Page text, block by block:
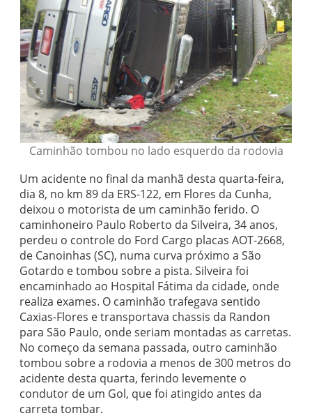
Caminhão tombou no lado esquerdo da rodovia
Um acidente no final da manhã desta quarta-feira,
dia 8, no km 89 da ERS-122, em Flores da Cunha,
deixou o motorista de um caminhão ferido. O
caminhoneiro Paulo Roberto da Silveira, 34 anos,
perdeu o controle do Ford Cargo placas AOT-2668,
de Canoinhas (SC), numa curva próximo a São
Gotardo e tombou sobre a pista. Silveira foi
encaminhado ao Hospital Fátima da cidade, onde
realiza exames. O caminhão trafegava sentido
Caxias-Flores e transportava chassis da Randon
para São Paulo, onde seriam montadas as carretas.
No começo da semana passada, outro caminhão
tombou sobre a rodovia a menos de 300 metros do
acidente desta quarta, ferindo levemente o
condutor de um Gol, que foi atingido antes da
carreta tombar.